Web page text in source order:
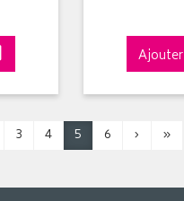
Ajouter
3 4 5 6 › »